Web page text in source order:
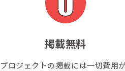
掲載無料
プロジェクトの掲載には一切費用